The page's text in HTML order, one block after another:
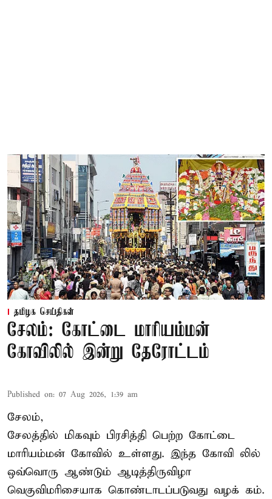
தமிழக செய்திகள்
சேலம்: கோட்டை மாரியம்மன்
கோவிலில் இன்று தேரோட்டம்
Published on: 07 Aug 2026, 1:39 am
சேலம்,
சேலத்தில் மிகவும் பிரசித்தி பெற்ற கோட்டை
மாரியம்மன் கோவில் உள்ளது. இந்த கோவி லில்
ஒவ்வொரு ஆண்டும் ஆடித்திருவிழா
வெகுவிமரிசையாக கொண்டாடப்படுவது வழக் கம்.